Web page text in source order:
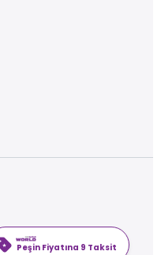
Peşin Fiyatına 9 Taksit